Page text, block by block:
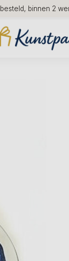
binnen 2